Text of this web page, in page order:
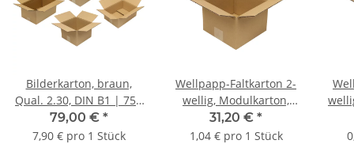
Bilderkarton, braun,
Qual. 2.30, DIN B1 | 750
x 150 x 1000 mm (L x B x
H) Innenmaß | VE = 10
79,00 € *
7,90 € pro 1 Stück
Wellpapp-Faltkarton 2-
wellig, Modulkarton,
braun, Qual. 2.20 | 180 x
180 x 130 mm (L x B x H)
31,20 € *
1,04 € pro 1 Stück